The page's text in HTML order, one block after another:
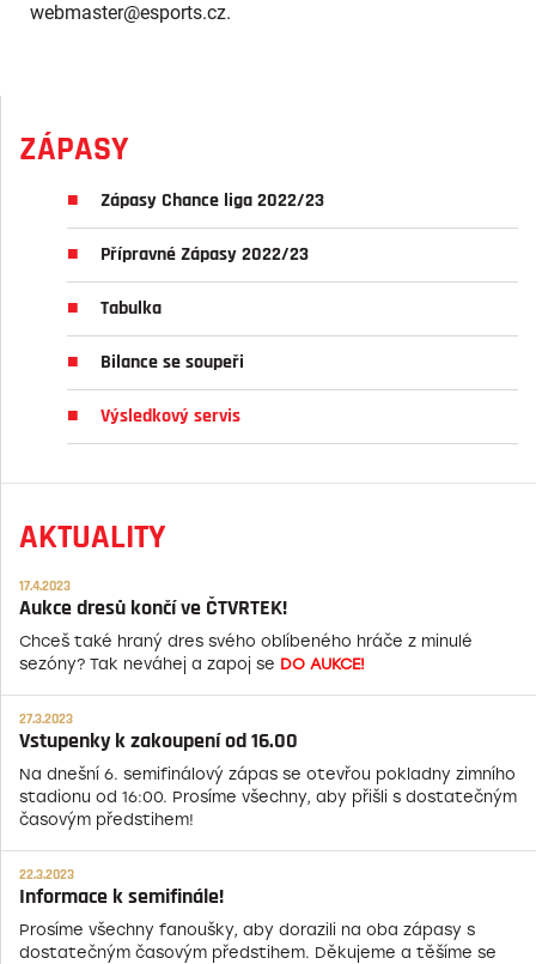
webmaster@esports.cz.
ZÁPASY
Zápasy Chance liga 2022/23
Přípravné Zápasy 2022/23
Tabulka
Bilance se soupeři
Výsledkový servis
AKTUALITY
17.4.2023
Aukce dresů končí ve ČTVRTEK!
Chceš také hraný dres svého oblíbeného hráče z minulé
sezóny? Tak neváhej a zapoj se DO AUKCE!
27.3.2023
Vstupenky k zakoupení od 16.00
Na dnešní 6. semifinálový zápas se otevřou pokladny zimního
stadionu od 16:00. Prosíme všechny, aby přišli s dostatečným
časovým předstihem!
22.3.2023
Informace k semifinále!
Prosíme všechny fanoušky, aby dorazili na oba zápasy s
dostatečným časovým předstihem. Děkujeme a těšíme se